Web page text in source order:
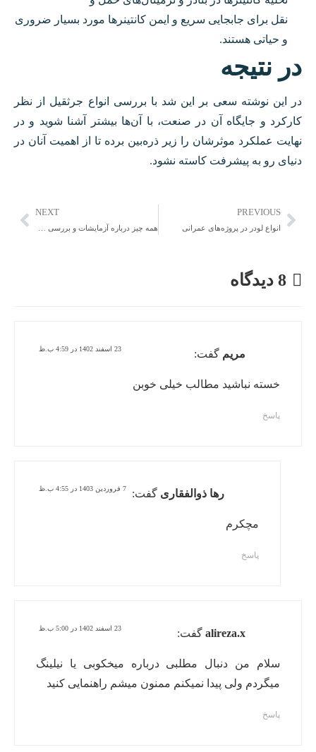
نقل برای جابجایی سریع و ایمن کانتینرها مورد بسیار ضروری
و حیاتی هستند.
در نتیجه
در این نوشته سعی بر این شد با بررسی انواع جرثقیل از نظر
کارکرد و جایگاه آن در صنعت، با آن‌ها بیشتر آشنا شوید و در
نهایت عملکرد موثرشان را زیر ذره‌بین برده تا از اهمیت آنان در
دنیای رو به پیشرفت کاسته نشود.
PREVIOUS
انواع لودر در پروژه‌های عمرانی
NEXT
8 دیدگاه
مریم گفت: 23 اسفند 1402 در 4:59 ب.ظ
خسته نباشید مطالب خیلی خوبن
پاسخ
رها ذوالفقاری گفت: 7 فروردین 1403 در 4:55 ب.ظ
مچکرم
پاسخ
alireza.x گفت: 23 اسفند 1402 در 5:00 ب.ظ
سلام من دنبال مطلبی درباره میخکوبی یا نیلینگ
میگردم ولی پیدا نمیکنم ممنون میشم راهنمایی کنید
پاسخ